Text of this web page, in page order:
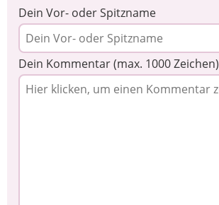
Dein Vor- oder Spitzname
Dein Kommentar (max. 1000 Zeichen)